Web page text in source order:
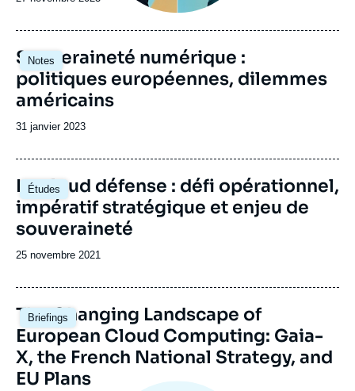
Notes
Image
principale
Souveraineté numérique :
politiques européennes, dilemmes
américains
Date
publication
31 janvier 2023
Études
Image
principale
Le cloud défense : défi opérationnel,
impératif stratégique et enjeu de
souveraineté
Date
publication
25 novembre 2021
Briefings
Image
principale
The Changing Landscape of
European Cloud Computing: Gaia-
X, the French National Strategy, and
EU Plans